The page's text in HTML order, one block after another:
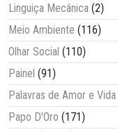
Linguiça Mecânica (2)
Meio Ambiente (116)
Olhar Social (110)
Painel (91)
Palavras de Amor e Vida
Papo D'Oro (171)